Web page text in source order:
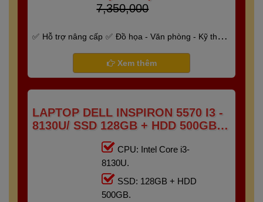
7,350,000
Hỗ trợ nâng cấp
Đồ họa - Văn phòng - Kỹ thuật
Bảo hành 6 tháng
Xem thêm
LAPTOP DELL INSPIRON 5570 I3 -
8130U/ SSD 128GB + HDD 500GB/
RAM 8GB/ 15.6" FHD TOUCH
CPU: Intel Core i3-
8130U.
SSD: 128GB + HDD
500GB.